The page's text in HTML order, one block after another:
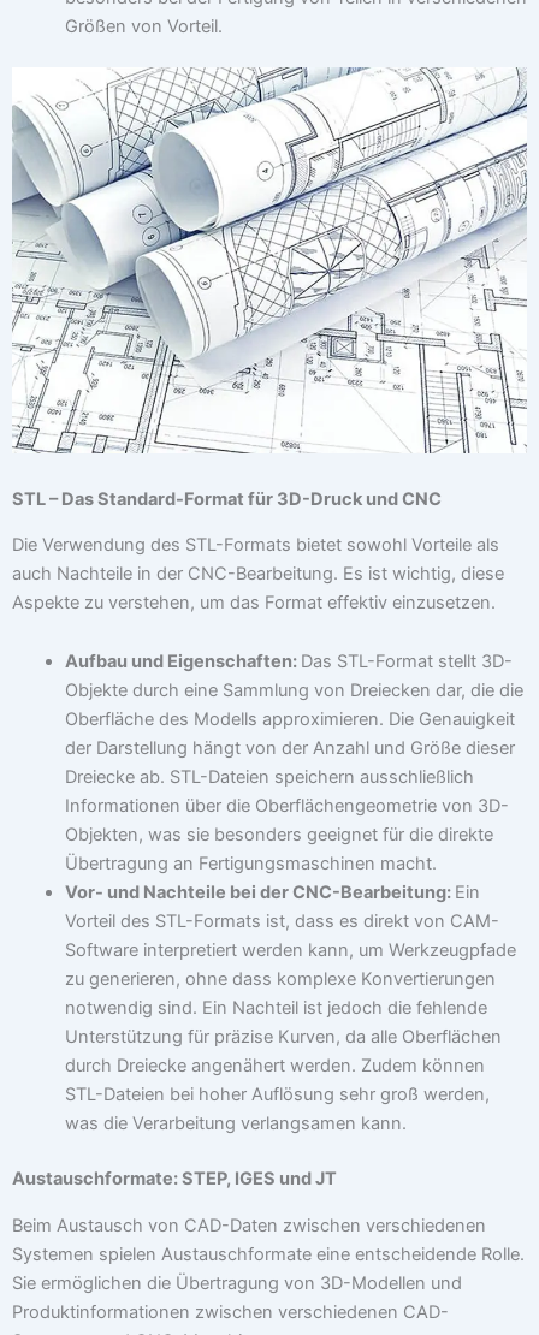
Größen von Vorteil.
STL – Das Standard-Format für 3D-Druck und CNC
Die Verwendung des STL-Formats bietet sowohl Vorteile als
auch Nachteile in der CNC-Bearbeitung. Es ist wichtig, diese
Aspekte zu verstehen, um das Format effektiv einzusetzen.
Aufbau und Eigenschaften: Das STL-Format stellt 3D-
Objekte durch eine Sammlung von Dreiecken dar, die die
Oberfläche des Modells approximieren. Die Genauigkeit
der Darstellung hängt von der Anzahl und Größe dieser
Dreiecke ab. STL-Dateien speichern ausschließlich
Informationen über die Oberflächengeometrie von 3D-
Objekten, was sie besonders geeignet für die direkte
Übertragung an Fertigungsmaschinen macht.
Vor- und Nachteile bei der CNC-Bearbeitung: Ein
Vorteil des STL-Formats ist, dass es direkt von CAM-
Software interpretiert werden kann, um Werkzeugpfade
zu generieren, ohne dass komplexe Konvertierungen
notwendig sind. Ein Nachteil ist jedoch die fehlende
Unterstützung für präzise Kurven, da alle Oberflächen
durch Dreiecke angenähert werden. Zudem können
STL-Dateien bei hoher Auflösung sehr groß werden,
was die Verarbeitung verlangsamen kann.
Austauschformate: STEP, IGES und JT
Beim Austausch von CAD-Daten zwischen verschiedenen
Systemen spielen Austauschformate eine entscheidende Rolle.
Sie ermöglichen die Übertragung von 3D-Modellen und
Produktinformationen zwischen verschiedenen CAD-